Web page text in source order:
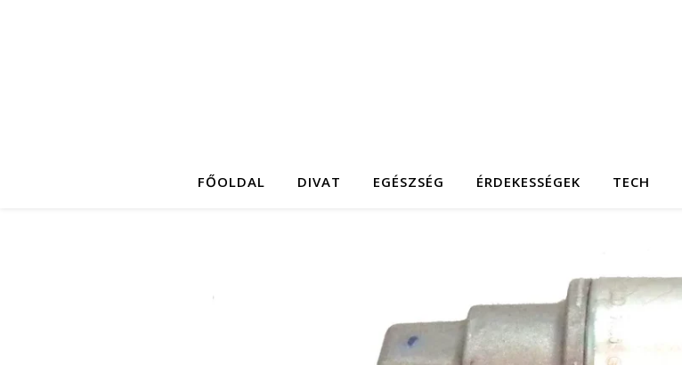
FŐOLDAL DIVAT EGÉSZSÉG ÉRDEKESSÉGEK TECH